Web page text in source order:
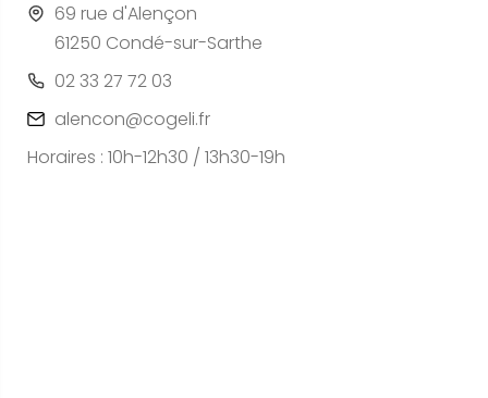
69 rue d'Alençon
61250 Condé-sur-Sarthe
02 33 27 72 03
alencon@cogeli.fr
Horaires : 10h-12h30 / 13h30-19h